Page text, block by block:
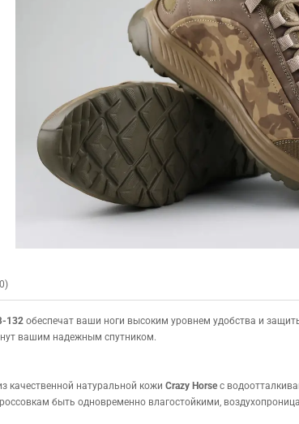
132 обеспечат ваши ноги высоким уровнем удобства и
вашим надежным спутником.
качественной натуральной кожи Crazy Horseс
быть одновременно влагостойкими,